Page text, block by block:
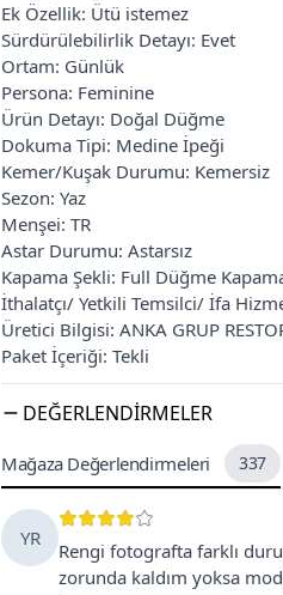
Ek Özellik: Ütü istemez
Sürdürülebilirlik Detayı: Evet
Ortam: Günlük
Persona: Feminine
Ürün Detayı: Doğal Düğme
Dokuma Tipi: Medine İpeği
Kemer/Kuşak Durumu: Kemersiz
Sezon: Yaz
Menşei: TR
Astar Durumu: Astarsız
Kapama Şekli: Full Düğme
İthalatçı/ Yetkili Temsilci/ İfa Hizmet
Üretici Bilgisi: ANKA GRUP
Paket İçeriği: Tekli
DEĞERLENDIRMELER
Mağaza Değerlendirmeleri 337
YR
Rengi fotografta farklı
zorunda kaldım yoksa